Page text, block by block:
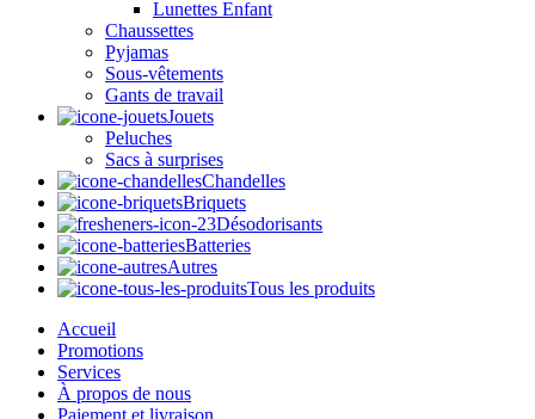
Lunettes Enfant
Chaussettes
Pyjamas
Sous-vêtements
Gants de travail
Jouets
Peluches
Sacs à surprises
Chandelles
Briquets
Désodorisants
Batteries
Autres
Tous les produits
Accueil
Promotions
Services
À propos de nous
Paiement et livraison